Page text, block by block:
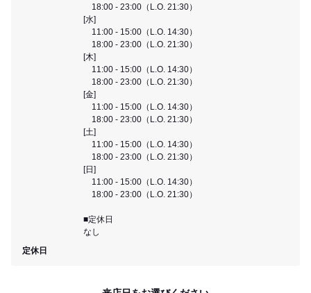
18:00 - 23:00（L.O. 21:30）
[水]
11:00 - 15:00（L.O. 14:30）
18:00 - 23:00（L.O. 21:30）
[木]
11:00 - 15:00（L.O. 14:30）
18:00 - 23:00（L.O. 21:30）
[金]
11:00 - 15:00（L.O. 14:30）
18:00 - 23:00（L.O. 21:30）
[土]
11:00 - 15:00（L.O. 14:30）
18:00 - 23:00（L.O. 21:30）
[日]
11:00 - 15:00（L.O. 14:30）
18:00 - 23:00（L.O. 21:30）
■定休日
なし
定休日